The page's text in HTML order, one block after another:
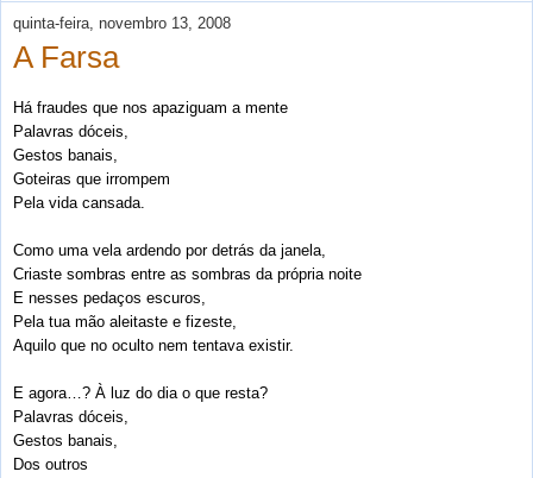
quinta-feira, novembro 13, 2008
A Farsa
Há fraudes que nos apaziguam a mente
Palavras dóceis,
Gestos banais,
Goteiras que irrompem
Pela vida cansada.
Como uma vela ardendo por detrás da janela,
Criaste sombras entre as sombras da própria noite
E nesses pedaços escuros,
Pela tua mão aleitaste e fizeste,
Aquilo que no oculto nem tentava existir.
E agora…? À luz do dia o que resta?
Palavras dóceis,
Gestos banais,
Dos outros